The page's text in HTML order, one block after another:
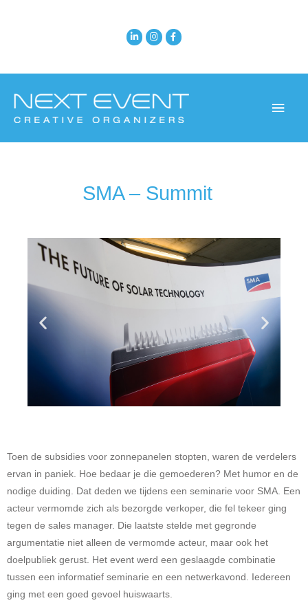
SMA – Summit
Toen de subsidies voor zonnepanelen stopten, waren de verdelers
ervan in paniek. Hoe bedaar je die gemoederen? Met humor en de
nodige duiding. Dat deden we tijdens een seminarie voor SMA. Een
acteur vermomde zich als bezorgde verkoper, die fel tekeer ging
tegen de sales manager. Die laatste stelde met gegronde
argumentatie niet alleen de vermomde acteur, maar ook het
doelpubliek gerust. Het event werd een geslaagde combinatie
tussen een informatief seminarie en een netwerkavond. Iedereen
ging met een goed gevoel huiswaarts.